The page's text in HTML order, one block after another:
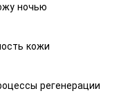
ночью
кожи
регенерации